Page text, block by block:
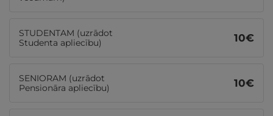
STUDENTAM (uzrādot
Studenta apliecību)
10€
SENIORAM (uzrādot
Pensionāra apliecību)
10€